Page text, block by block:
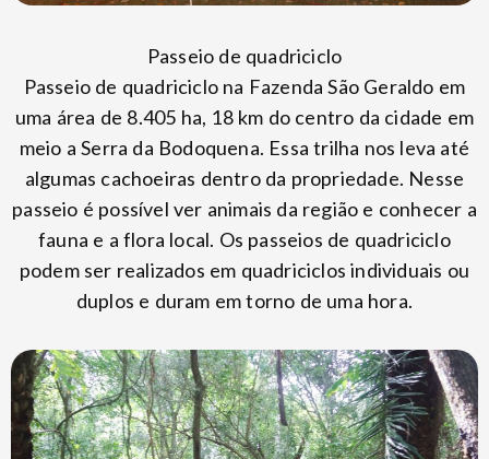
Passeio de quadriciclo
Passeio de quadriciclo na Fazenda São Geraldo em
uma área de 8.405 ha, 18 km do centro da cidade em
meio a Serra da Bodoquena. Essa trilha nos leva até
algumas cachoeiras dentro da propriedade. Nesse
passeio é possível ver animais da região e conhecer a
fauna e a flora local. Os passeios de quadriciclo
podem ser realizados em quadriciclos individuais ou
duplos e duram em torno de uma hora.